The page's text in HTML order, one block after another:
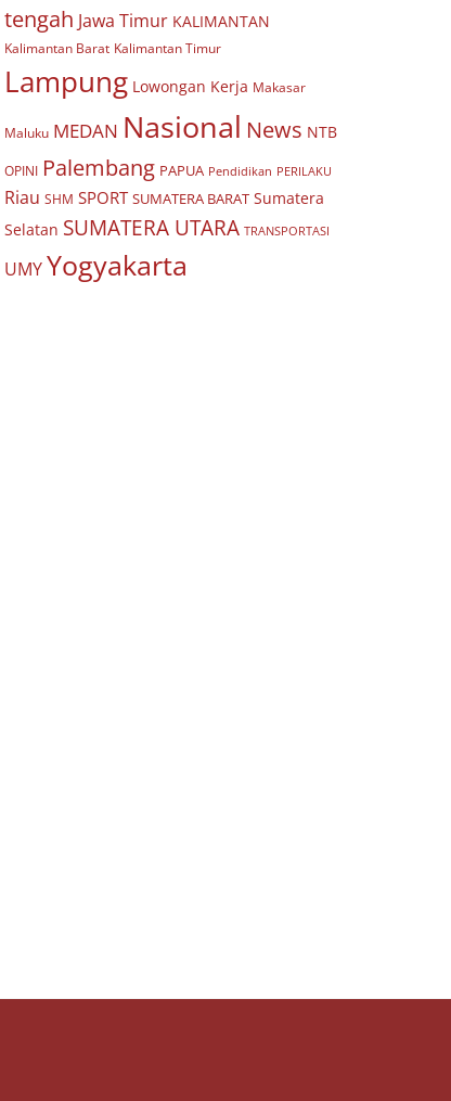
tengah Jawa Timur KALIMANTAN
Kalimantan Barat Kalimantan Timur
Lampung Lowongan Kerja Makasar
Maluku MEDAN Nasional News NTB
OPINI Palembang PAPUA Pendidikan PERILAKU
Riau SHM SPORT SUMATERA BARAT Sumatera
Selatan SUMATERA UTARA TRANSPORTASI
UMYYogyakarta